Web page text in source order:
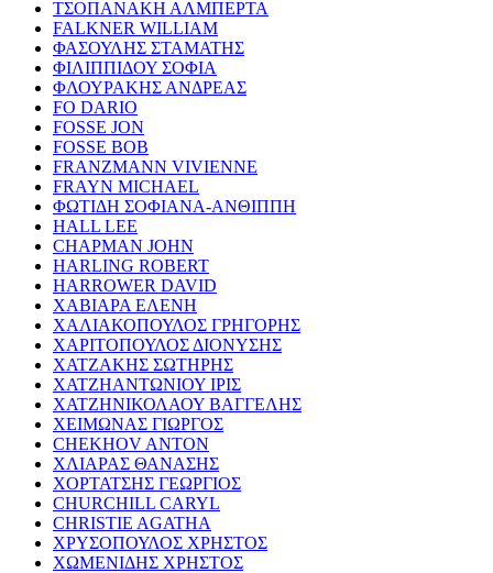
ΤΣΟΠΑΝΑΚΗ ΑΛΜΠΕΡΤΑ
FALKNER WILLIAM
ΦΑΣΟΥΛΗΣ ΣΤΑΜΑΤΗΣ
ΦΙΛΙΠΠΙΔΟΥ ΣΟΦΙΑ
ΦΛΟΥΡΑΚΗΣ ΑΝΔΡΕΑΣ
FO DARIO
FOSSE JON
FOSSE BOB
FRANZMANN VIVIENNE
FRAYN MICHAEL
ΦΩΤΙΔΗ ΣΟΦΙΑΝΑ-ΑΝΘΙΠΠΗ
HALL LEE
CHAPMAN JOHN
HARLING ROBERT
HARROWER DAVID
ΧΑΒΙΑΡΑ ΕΛΕΝΗ
ΧΑΛΙΑΚΟΠΟΥΛΟΣ ΓΡΗΓΟΡΗΣ
ΧΑΡΙΤΟΠΟΥΛΟΣ ΔΙΟΝΥΣΗΣ
ΧΑΤΖΑΚΗΣ ΣΩΤΗΡΗΣ
ΧΑΤΖΗΑΝΤΩΝΙΟΥ ΙΡΙΣ
ΧΑΤΖΗΝΙΚΟΛΑΟΥ ΒΑΓΓΕΛΗΣ
ΧΕΙΜΩΝΑΣ ΓΙΩΡΓΟΣ
CHEKHOV ANTON
ΧΛΙΑΡΑΣ ΘΑΝΑΣΗΣ
ΧΟΡΤΑΤΣΗΣ ΓΕΩΡΓΙΟΣ
CHURCHILL CARYL
CHRISTIE AGATHA
ΧΡΥΣΟΠΟΥΛΟΣ ΧΡΗΣΤΟΣ
ΧΩΜΕΝΙΔΗΣ ΧΡΗΣΤΟΣ